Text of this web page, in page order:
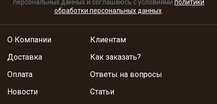
персональных данных и соглашаюсь с условиями политики
обработки персональных данных.
О Компании
Доставка
Оплата
Новости
Клиентам
Как заказать?
Ответы на вопросы
Статьи